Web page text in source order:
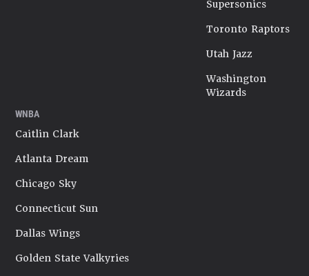
Supersonics
Toronto Raptors
Utah Jazz
Washington
Wizards
WNBA
Caitlin Clark
Atlanta Dream
Chicago Sky
Connecticut Sun
Dallas Wings
Golden State Valkyries